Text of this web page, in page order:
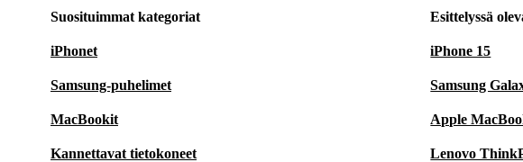
Suosituimmat kategoriat
iPhonet
Samsung-puhelimet
MacBookit
Kannettavat tietokoneet
Esittelyssä
iPhone 15
Samsung
Apple
Lenovo